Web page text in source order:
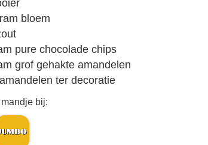
bloem
pure chocolade chips
grof gehakte amandelen
ter decoratie
bij: